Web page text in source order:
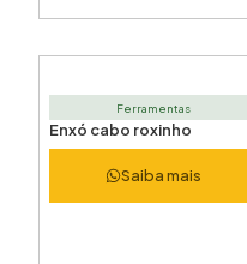
Ferramentas
Enxó cabo roxinho
Saiba mais